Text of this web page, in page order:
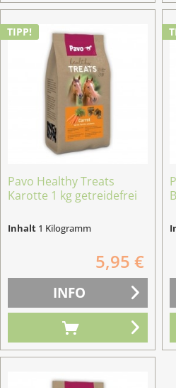
TIPP!
Pavo Healthy Treats
Karotte 1 kg getreidefrei
Inhalt 1 Kilogramm
5,95 €
INFO